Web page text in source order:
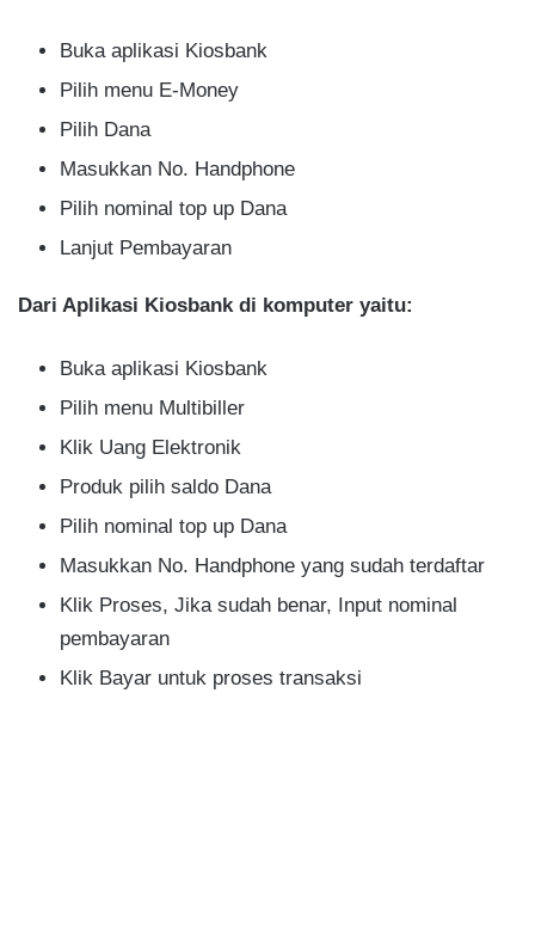
Buka aplikasi Kiosbank
Pilih menu E-Money
Pilih Dana
Masukkan No. Handphone
Pilih nominal top up Dana
Lanjut Pembayaran
Dari Aplikasi Kiosbank di komputer yaitu:
Buka aplikasi Kiosbank
Pilih menu Multibiller
Klik Uang Elektronik
Produk pilih saldo Dana
Pilih nominal top up Dana
Masukkan No. Handphone yang sudah terdaftar
Klik Proses, Jika sudah benar, Input nominal
pembayaran
Klik Bayar untuk proses transaksi